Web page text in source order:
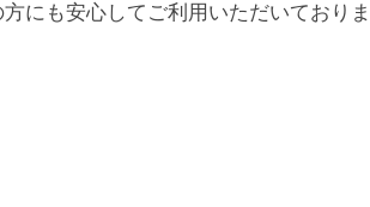
にも安心してご利用いただいておりま